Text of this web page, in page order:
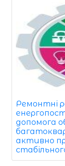
Ремонтні
допомога
активно